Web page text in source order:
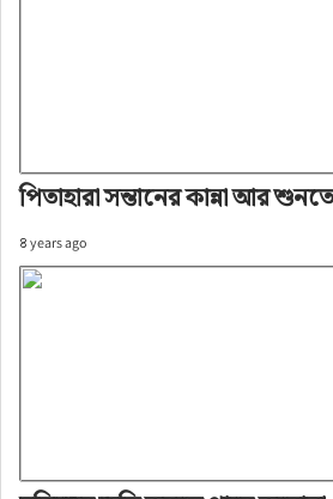
পিতাহারা সন্তানের কান্না আর
৪ years ago